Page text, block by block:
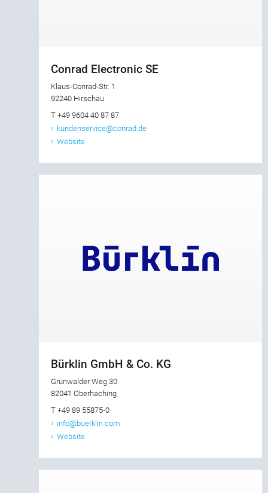
Conrad Electronic SE
Klaus-Conrad-Str. 1
92240 Hirschau
T +49 9604 40 87 87
kundenservice@conrad.de
Website
Bürklin GmbH & Co. KG
Grünwalder Weg 30
82041 Oberhaching
T +49 89 55875-0
info@buerklin.com
Website